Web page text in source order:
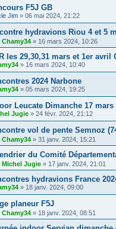
F5J GB
Jim » 06 mai 2024, 21:22
hydravions Riou 4 et 5
Chamy34 » 16 mars 2024, 10:26
les 29,30,31 mars et 1er avril
» 16 mars 2024, 10:40
2024 Narbone
» 05 mars 2024, 19:25
Leucate Dimanche 17 mars
Jugie » 24 févr. 2024, 21:12
vol de pente Semnoz
Chamy34 » 31 janv. 2024, 15:21
du Comité
Michel Jugie » 17 janv. 2024, 21:01
hydravions France
» 18 janv. 2024, 09:00
planeur F5J
Chamy34 » 18 janv. 2024, 08:51